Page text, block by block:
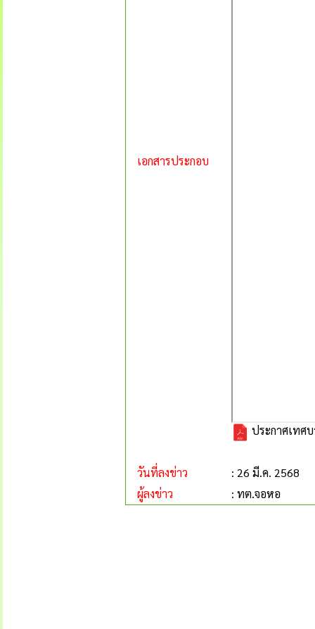
เอกสารประกอบ
ประกาศเทศ
วันที่ลงข่าว
: 26 มี.ค. 2568
ผู้ลงข่าว
: ทต.จอหอ